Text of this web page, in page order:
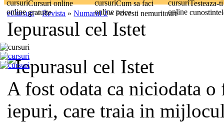
Cursuri online
gratuite
Cum sa faci
orice
Testeaza-ti
eCursuri»Revista »Numarul 2»Povesti nemuritoare
Iepurasul cel Istet
A fost odata ca niciodata o
iepuri, care traia in